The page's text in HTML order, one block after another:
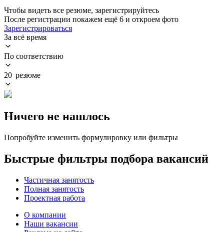
Чтобы видеть все резюме, зарегистрируйтесь
После регистрации покажем ещё 6 и откроем фото
Зарегистрироваться
За всё время
По соответствию
20 резюме
Ничего не нашлось
Попробуйте изменить формулировку или фильтры
Быстрые фильтры подбора вакансий
Частичная занятость
Полная занятость
Проектная работа
О компании
Наши вакансии